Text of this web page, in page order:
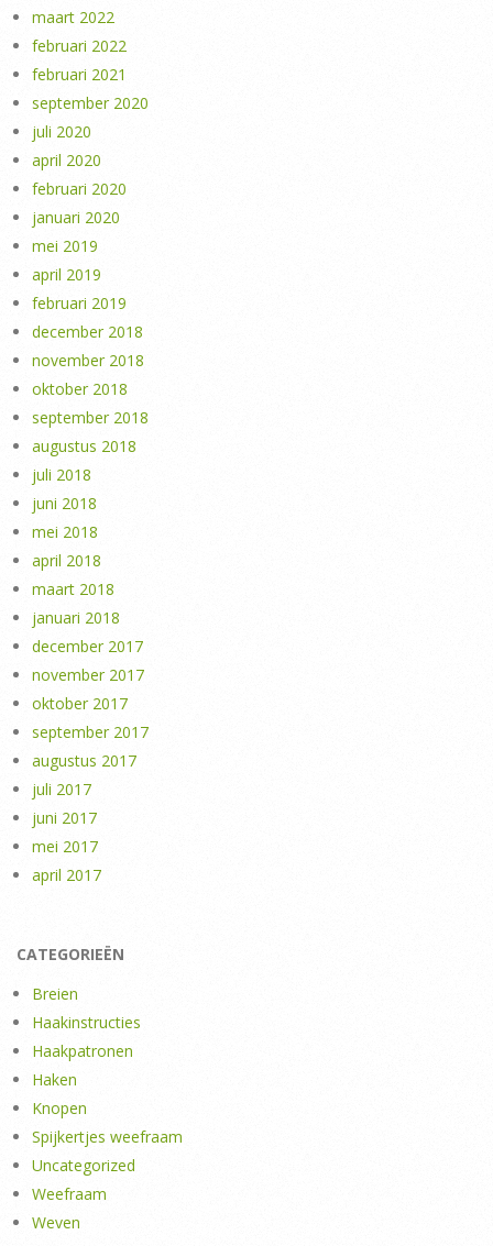
maart 2022
februari 2022
februari 2021
september 2020
juli 2020
april 2020
februari 2020
januari 2020
mei 2019
april 2019
februari 2019
december 2018
november 2018
oktober 2018
september 2018
augustus 2018
juli 2018
juni 2018
mei 2018
april 2018
maart 2018
januari 2018
december 2017
november 2017
oktober 2017
september 2017
augustus 2017
juli 2017
juni 2017
mei 2017
april 2017
CATEGORIEËN
Breien
Haakinstructies
Haakpatronen
Haken
Knopen
Spijkertjes weefraam
Uncategorized
Weefraam
Weven